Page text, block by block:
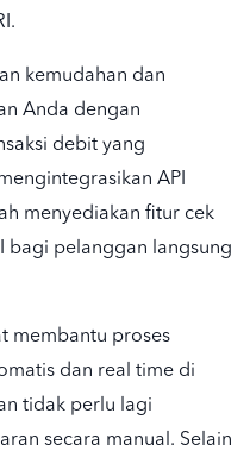
kemudahan dan
Anda dengan
debit yang
API
menyediakan fitur cek
bagi pelanggan langsung
membantu proses
dan real time di
tidak perlu lagi
secara manual. Selain